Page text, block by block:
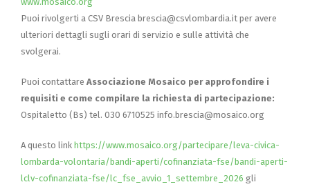
Puoi rivolgerti a CSV Brescia brescia@csvlombardia.it per avere
ulteriori dettagli sugli orari di servizio e sulle attività che
svolgerai.
Puoi contattare Associazione Mosaico per approfondire i
requisiti e come compilare la richiesta di partecipazione:
Ospitaletto (Bs) tel. 030 6710525 info.brescia@mosaico.org
A questo link https://www.mosaico.org/partecipare/leva-civica-
lombarda-volontaria/bandi-aperti/cofinanziata-fse/bandi-aperti-
lclv-cofinanziata-fse/lc_fse_avvio_1_settembre_2026 gli